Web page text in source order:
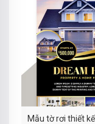
Mẫu tờ rơi thiết